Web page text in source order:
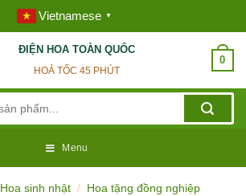
Vietnamese ▼
ĐIỆN HOA TOÀN QUỐC
HOẢ TỐC 45 PHÚT
0
Menu
Hoa sinh nhật / Hoa tặng đồng nghiệp